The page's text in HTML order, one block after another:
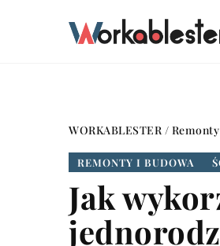
WORKABLESTER/
REMONTY I BUDOWA
Jak